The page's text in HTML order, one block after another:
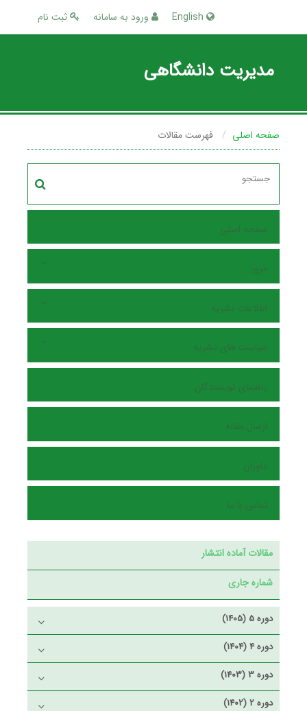
ثبت نام ورود به سامانه
مدیریت دانشگاهی
صفحه اصلی فهرست مقالات
صفحه اصلی
مرور
اطلاعات نشریه
سیاست های نشریه
راهنمای نویسندگان
ارسال مقاله
داوران
تماس با ما
مقالات آماده انتشار
شماره جاری
دوره 5 (1405)
دوره 4 (1404)
دوره 3 (1403)
دوره 2 (1402)